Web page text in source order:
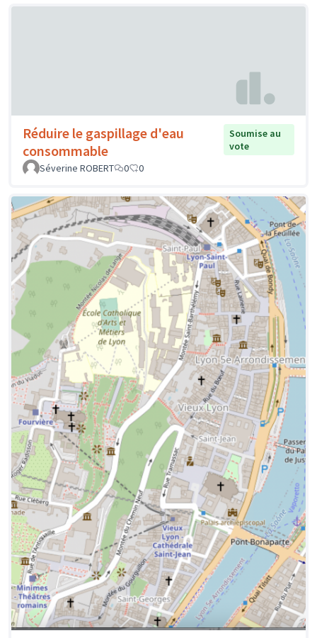
Réduire le gaspillage d'eau
consommable
Soumise au
vote
Séverine ROBERT
0 0